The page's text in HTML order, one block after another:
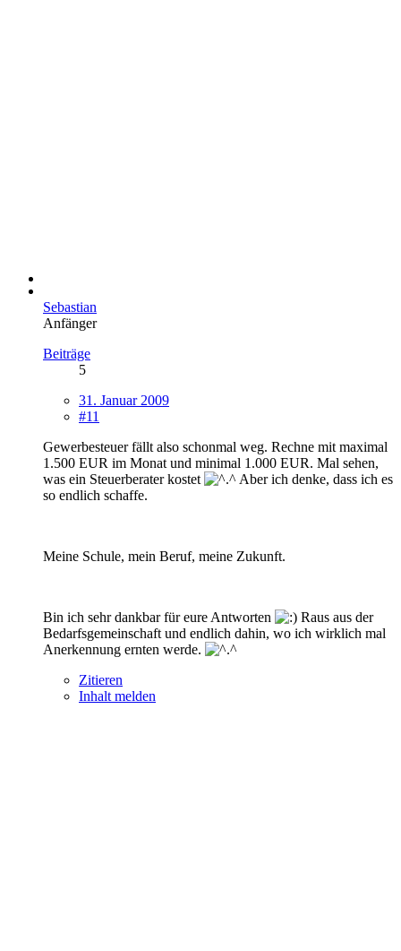
Sebastian
Anfänger
Beiträge
5
31. Januar 2009
#11
Gewerbesteuer fällt also schonmal weg. Rechne mit maximal
1.500 EUR im Monat und minimal 1.000 EUR. Mal sehen,
was ein Steuerberater kostet
Aber ich denke, dass ich es
so endlich schaffe.
Meine Schule, mein Beruf, meine Zukunft.
Bin ich sehr dankbar für eure Antworten
Raus aus der
Bedarfsgemeinschaft und endlich dahin, wo ich wirklich mal
Anerkennung ernten werde.
Zitieren
Inhalt melden